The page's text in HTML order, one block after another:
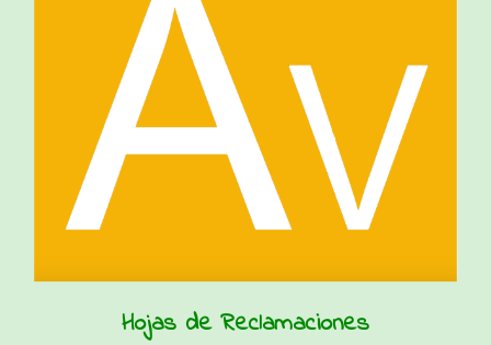
Hojas de Reclamaciones